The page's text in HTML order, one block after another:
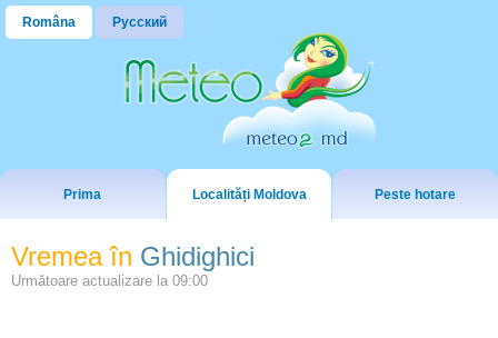
Româna Русский
Prima Localități Moldova Peste hotare
Vremea în Ghidighici
Următoare actualizare la 09:00